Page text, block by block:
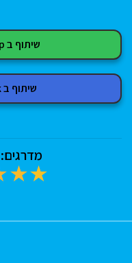
שיתוף ב WhatsApp
שיתוף ב Facebook
מדרגים: